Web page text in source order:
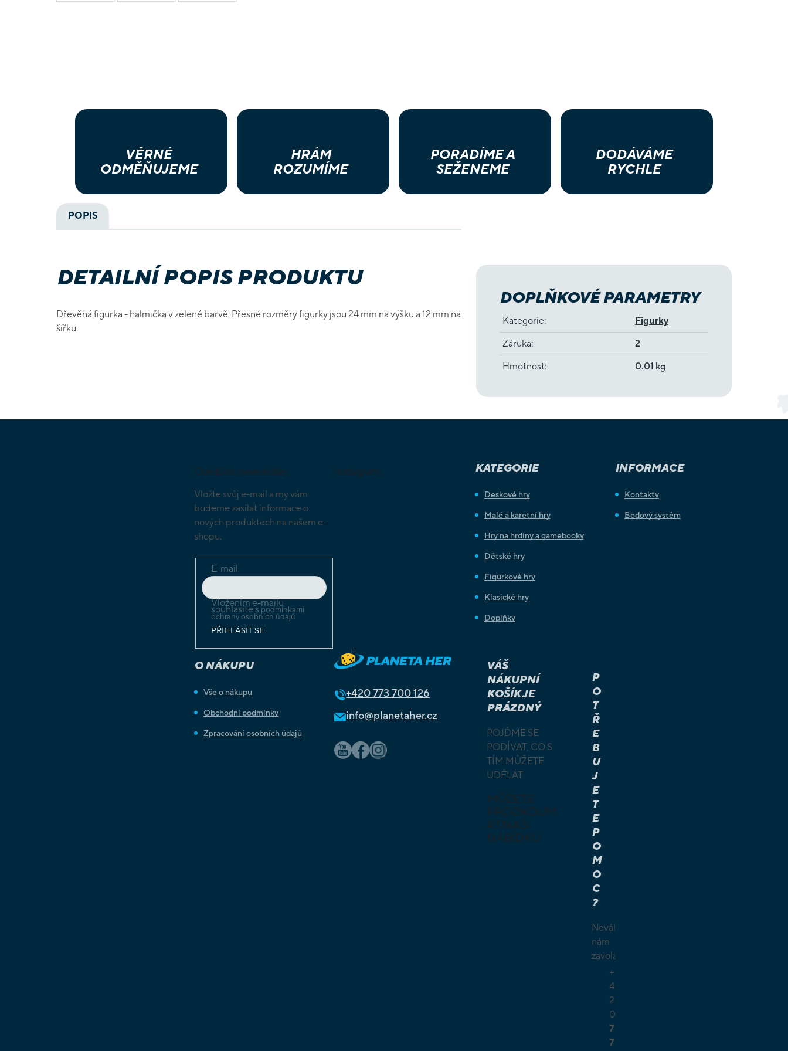
VĚRNÉ
ODMĚŇUJEME
HRÁM
ROZUMÍME
PORADÍME A
SEŽENEME
DODÁVÁME
RYCHLE
POPIS
DETAILNÍ POPIS PRODUKTU
Dřevěná figurka - halmička v zelené barvě. Přesné rozměry figurky jsou 24 mm na výšku a 12 mm na
šířku.
DOPLŇKOVÉ PARAMETRY
Kategorie: Figurky
Záruka: 2
Hmotnost: 0.01 kg
Odebírat newsletter
Vložte svůj e-mail a my vám
budeme zasílat informace o
nových produktech na našem e-
shopu.
E-mail
Vložením e-mailu
souhlasíte s podmínkami
ochrany osobních údajů
PŘIHLÁSIT SE
Instagram KATEGORIE
Deskové hry
Malé a karetní hry
Hry na hrdiny a gamebooky
Dětské hry
Figurkové hry
Klasické hry
Doplňky
INFORMACE
Kontakty
Bodový systém
O NÁKUPU
Vše o nákupu
Obchodní podmínky
Zpracování osobních údajů
+420773 700 126
info@planetaher.cz
VÁŠ
NÁKUPNÍ
KOŠÍK JE
PRÁZDNÝ
POJĎME SE
PODÍVAT, CO S
TÍM MŮŽETE
UDĚLAT
MŮŽETE
PROZKOUM
AT NAŠI
NABÍDKU
P
O
T
Ř
E
B
U
J
E
T
E
P
O
M
O
C
?
Neváhejte
nám
zavolat.
+
4
2
0
7
7